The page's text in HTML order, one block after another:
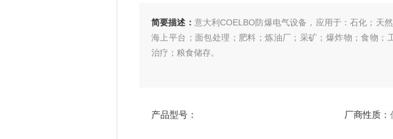
简要描述： 意大利COELBO防爆电气设备，应用于：石化；天
海上平台；面包处理；肥料；炼油厂；采矿；爆炸物；食物；
治疗；粮食储存。
产品型号： 厂商性质：